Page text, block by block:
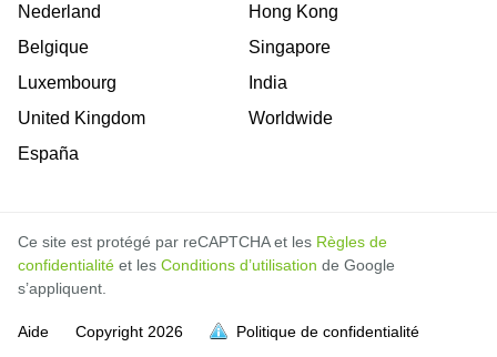
Nederland
Belgique
Luxembourg
United Kingdom
España
Hong Kong
Singapore
India
Worldwide
Ce site est protégé par reCAPTCHA et les Règles de
confidentialité et les Conditions d’utilisation de Google
s’appliquent.
Aide Copyright 2026 Politique de confidentialité